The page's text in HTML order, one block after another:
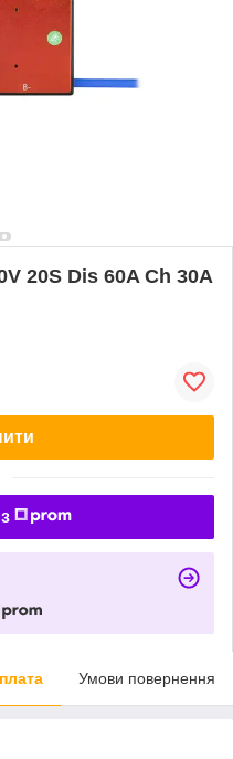
20S Dis 60A Ch 30A
Умови повернення